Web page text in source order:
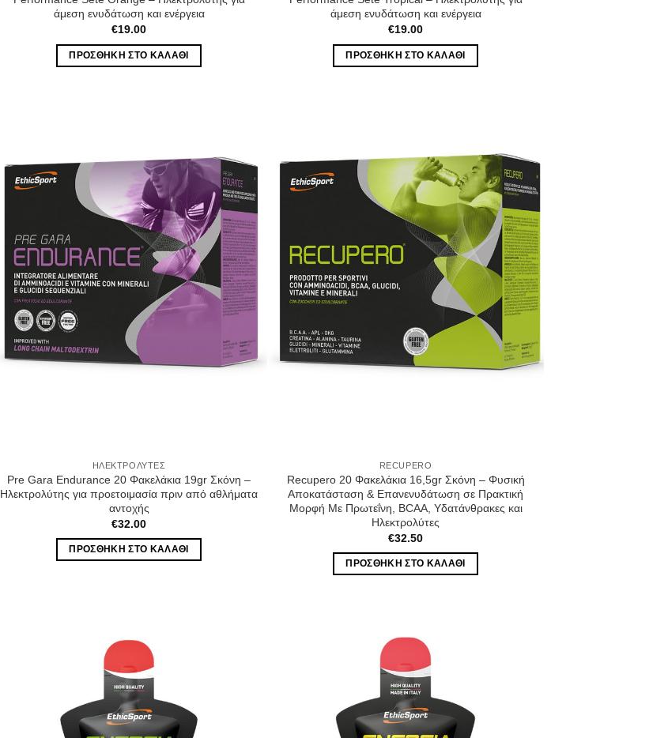
άμεση ενυδάτωση και ενέργεια
€19.00
ΠΡΟΣΘΉΚΗ ΣΤΟ ΚΑΛΆΘΙ
άμεση ενυδάτωση και ενέργεια
€19.00
ΠΡΟΣΘΉΚΗ ΣΤΟ ΚΑΛΆΘΙ
ΗΛΕΚΤΡΟΛΎΤΕΣ
Pre Gara Endurance 20 Φακελάκια 19gr Σκόνη –
Ηλεκτρολύτης για προετοιμασία πριν από αθλήματα
αντοχής
€32.00
ΠΡΟΣΘΉΚΗ ΣΤΟ ΚΑΛΆΘΙ
RECUPERO
Recupero 20 Φακελάκια 16,5gr Σκόνη – Φυσική
Αποκατάσταση & Επανενυδάτωση σε Πρακτική
Μορφή Με Πρωτεΐνη, BCAA, Υδατάνθρακες και
Ηλεκτρολύτες
€32.50
ΠΡΟΣΘΉΚΗ ΣΤΟ ΚΑΛΆΘΙ